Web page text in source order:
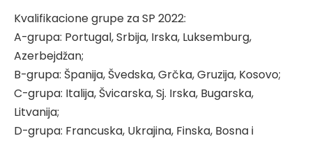
Kvalifikacione grupe za SP 2022:
A-grupa: Portugal, Srbija, Irska, Luksemburg,
Azerbejdžan;
B-grupa: Španija, Švedska, Grčka, Gruzija, Kosovo;
C-grupa: Italija, Švicarska, Sj. Irska, Bugarska,
Litvanija;
D-grupa: Francuska, Ukrajina, Finska, Bosna i